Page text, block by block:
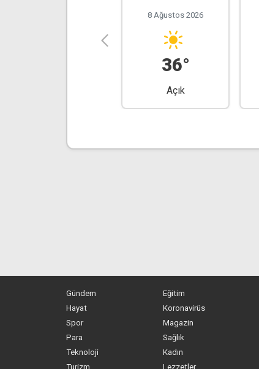
8 Ağustos 2026
36°
Açık
Gündem
Hayat
Spor
Para
Teknoloji
Turizm
Eğitim
Koronavirüs
Magazin
Sağlık
Kadın
Lezzetler